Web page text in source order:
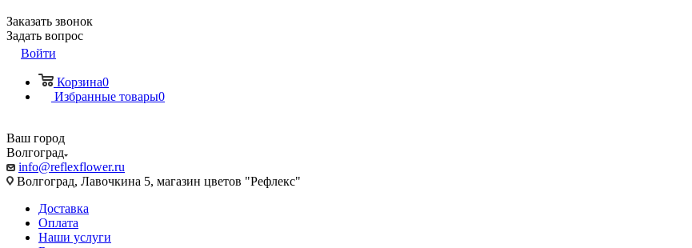
Заказать звонок
Задать вопрос
Войти
Корзина0
Избранные товары0
Ваш город
Волгоград
info@reflexflower.ru
Волгоград, Лавочкина 5, магазин цветов "Рефлекс"
Доставка
Оплата
Наши услуги